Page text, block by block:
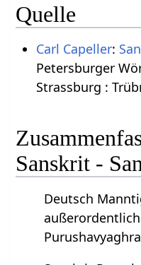
Quelle
Carl Capeller:
Petersburger
Strassburg :
Sanskrit -
Deutsch
Purushavyaghra